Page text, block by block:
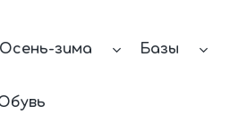
Осень-зима Базы